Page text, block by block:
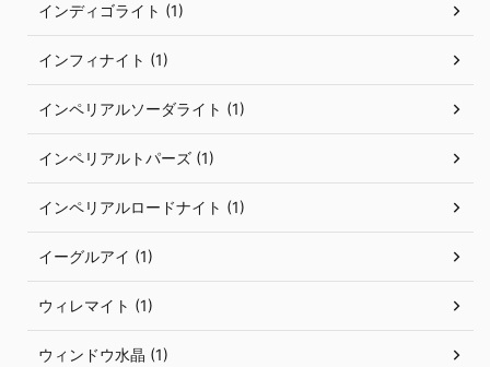
インディゴライト (1)
インフィナイト (1)
インペリアルソーダライト (1)
インペリアルトパーズ (1)
インペリアルロードナイト (1)
イーグルアイ (1)
ウィレマイト (1)
ウィンドウ水晶 (1)